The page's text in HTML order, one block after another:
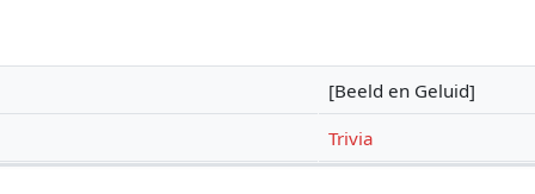
[Beeld en Geluid]
Trivia